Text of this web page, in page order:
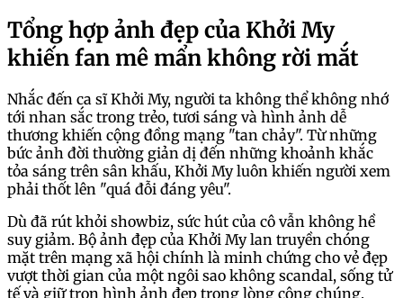
Tổng hợp ảnh đẹp của Khởi My
khiến fan mê mẩn không rời mắt
Nhắc đến ca sĩ Khởi My, người ta không thể không nhớ
tới nhan sắc trong trẻo, tươi sáng và hình ảnh dễ
thương khiến cộng đồng mạng "tan chảy". Từ những
bức ảnh đời thường giản dị đến những khoảnh khắc
tỏa sáng trên sân khấu, Khởi My luôn khiến người xem
phải thốt lên "quá đỗi đáng yêu".
Dù đã rút khỏi showbiz, sức hút của cô vẫn không hề
suy giảm. Bộ ảnh đẹp của Khởi My lan truyền chóng
mặt trên mạng xã hội chính là minh chứng cho vẻ đẹp
vượt thời gian của một ngôi sao không scandal, sống tử
tế và giữ trọn hình ảnh đẹp trong lòng công chúng.